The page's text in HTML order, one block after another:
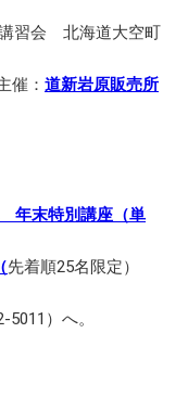
習会 北海道大空町
催： 道新岩原販売所
年末特別講座（単
先着順25名限定）
）へ。